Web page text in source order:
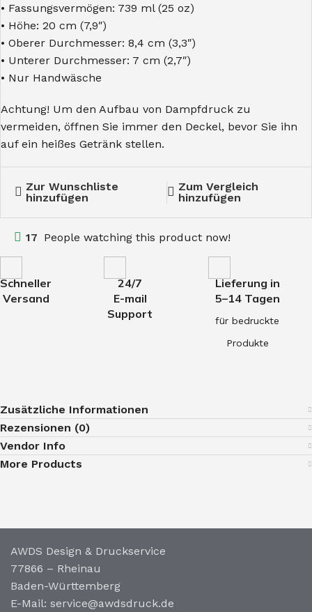
• Fassungsvermögen: 739 ml (25 oz)
• Höhe: 20 cm (7,9″)
• Oberer Durchmesser: 8,4 cm (3,3″)
• Unterer Durchmesser: 7 cm (2,7″)
• Nur Handwäsche
Achtung! Um den Aufbau von Dampfdruck zu
vermeiden, öffnen Sie immer den Deckel, bevor Sie ihn
auf ein heißes Getränk stellen.
Zur Wunschliste
hinzufügen
Zum Vergleich
hinzufügen
17 People watching this product now!
Schneller
Versand
24/7
E-mail
Support
Lieferung in
5–14 Tagen
für bedruckte
Produkte
Zusätzliche Informationen
Rezensionen (0)
Vendor Info
More Products
AWDS Design & Druckservice
77866 – Rheinau
Baden-Württemberg
E-Mail: service@awdsdruck.de